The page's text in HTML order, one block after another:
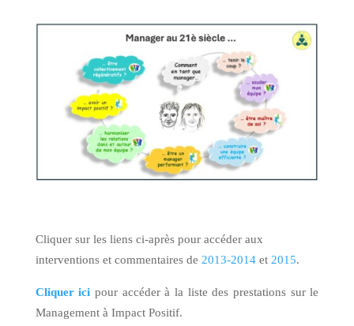
Cliquer sur les liens ci-après pour accéder aux
interventions et commentaires de 2013-2014et 2015.
Cliquer ici pour accéder à la liste des prestations sur le
Management à Impact Positif.